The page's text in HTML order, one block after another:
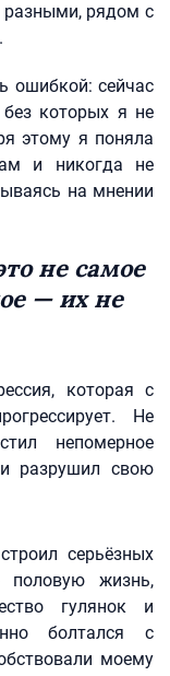
рядом с
ошибкой: сейчас
которых я не
этому я поняла
и никогда не
на мнении
не самое
— их не
которая с
Не
непомерное
разрушил свою
серьёзных
половую жизнь,
гулянок и
болтался с
моему